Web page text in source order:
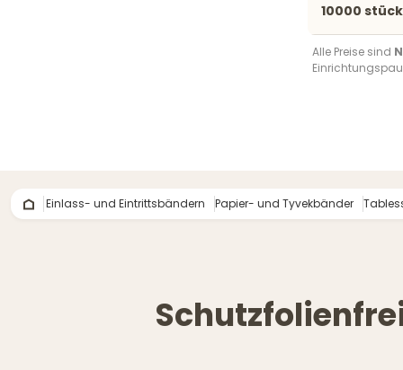
10000 stück
Alle Preise sind
Einlass- und Eintrittsbändern Papier- und Tyvekbänder